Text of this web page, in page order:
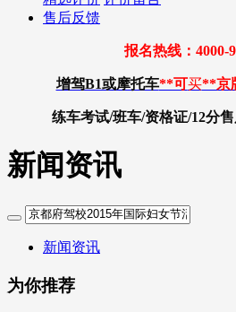
售后反馈
报名热线：4000-
增驾B1或摩托车**可买**京
练车考试/班车/资格证/12分
新闻资讯
新闻资讯
为你推荐